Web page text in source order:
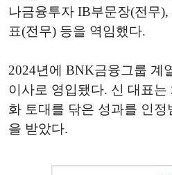
나금융투자 IB부문장(전무
표(전무) 등을 역임했다.
2024년에 BNK금융그룹 계
이사로 영입됐다. 신 대표
화 토대를 닦은 성과를 인정
을 받았다.